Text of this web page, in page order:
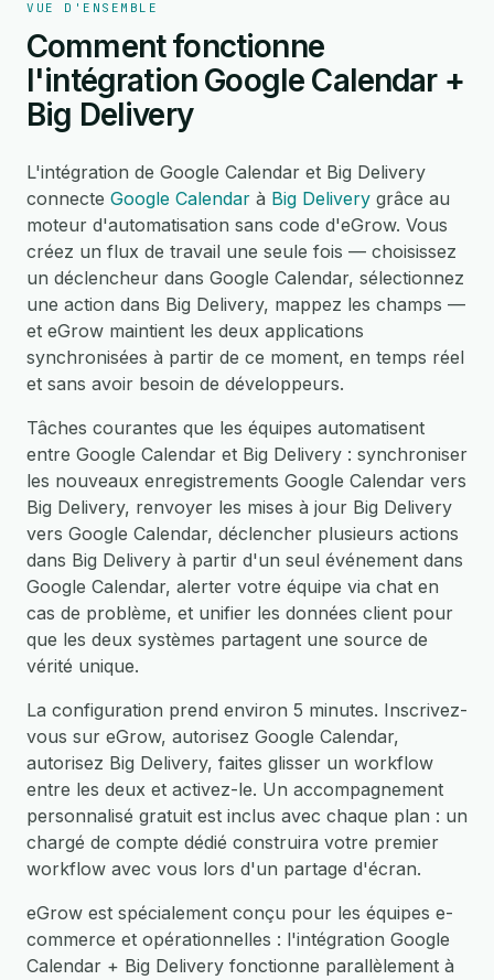
VUE D'ENSEMBLE
Comment fonctionne
l'intégration Google Calendar +
Big Delivery
L'intégration de Google Calendar et Big Delivery
connecte Google Calendar à Big Delivery grâce au
moteur d'automatisation sans code d'eGrow. Vous
créez un flux de travail une seule fois — choisissez
un déclencheur dans Google Calendar, sélectionnez
une action dans Big Delivery, mappez les champs —
et eGrow maintient les deux applications
synchronisées à partir de ce moment, en temps réel
et sans avoir besoin de développeurs.
Tâches courantes que les équipes automatisent
entre Google Calendar et Big Delivery : synchroniser
les nouveaux enregistrements Google Calendar vers
Big Delivery, renvoyer les mises à jour Big Delivery
vers Google Calendar, déclencher plusieurs actions
dans Big Delivery à partir d'un seul événement dans
Google Calendar, alerter votre équipe via chat en
cas de problème, et unifier les données client pour
que les deux systèmes partagent une source de
vérité unique.
La configuration prend environ 5 minutes. Inscrivez-
vous sur eGrow, autorisez Google Calendar,
autorisez Big Delivery, faites glisser un workflow
entre les deux et activez-le. Un accompagnement
personnalisé gratuit est inclus avec chaque plan : un
chargé de compte dédié construira votre premier
workflow avec vous lors d'un partage d'écran.
eGrow est spécialement conçu pour les équipes e-
commerce et opérationnelles : l'intégration Google
Calendar + Big Delivery fonctionne parallèlement à